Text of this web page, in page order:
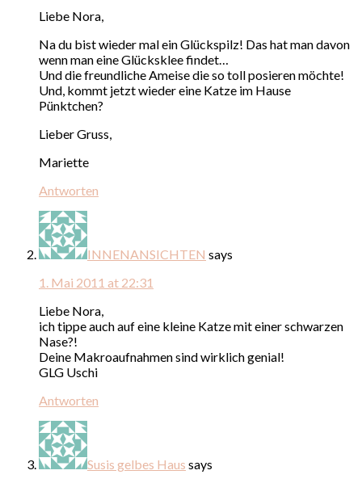
Liebe Nora,
Na du bist wieder mal ein Glückspilz! Das hat man davon
wenn man eine Glücksklee findet…
Und die freundliche Ameise die so toll posieren möchte!
Und, kommt jetzt wieder eine Katze im Hause
Pünktchen?
Lieber Gruss,
Mariette
Antworten
INNENANSICHTEN says
1. Mai 2011 at 22:31
Liebe Nora,
ich tippe auch auf eine kleine Katze mit einer schwarzen
Nase?!
Deine Makroaufnahmen sind wirklich genial!
GLG Uschi
Antworten
Susis gelbes Haus says